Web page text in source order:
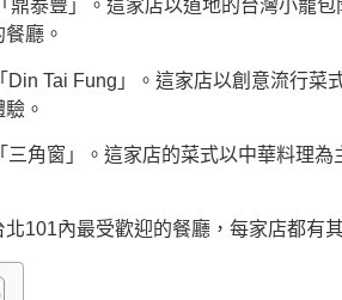
鼎泰豐」。這家店以道地的台灣小籠
廳。
Tai Fung」。這家店以創意流行
。
角窗」。這家店的菜式以中華料理
101內最受歡迎的餐廳，每家店都有